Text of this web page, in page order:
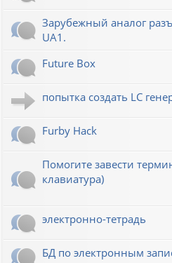
Зарубежный аналог
UA1.
Future Box
попытка создать LC
Furby Hack
Помогите завести
клавиатура)
электронно-тетрадь
БД по электронным